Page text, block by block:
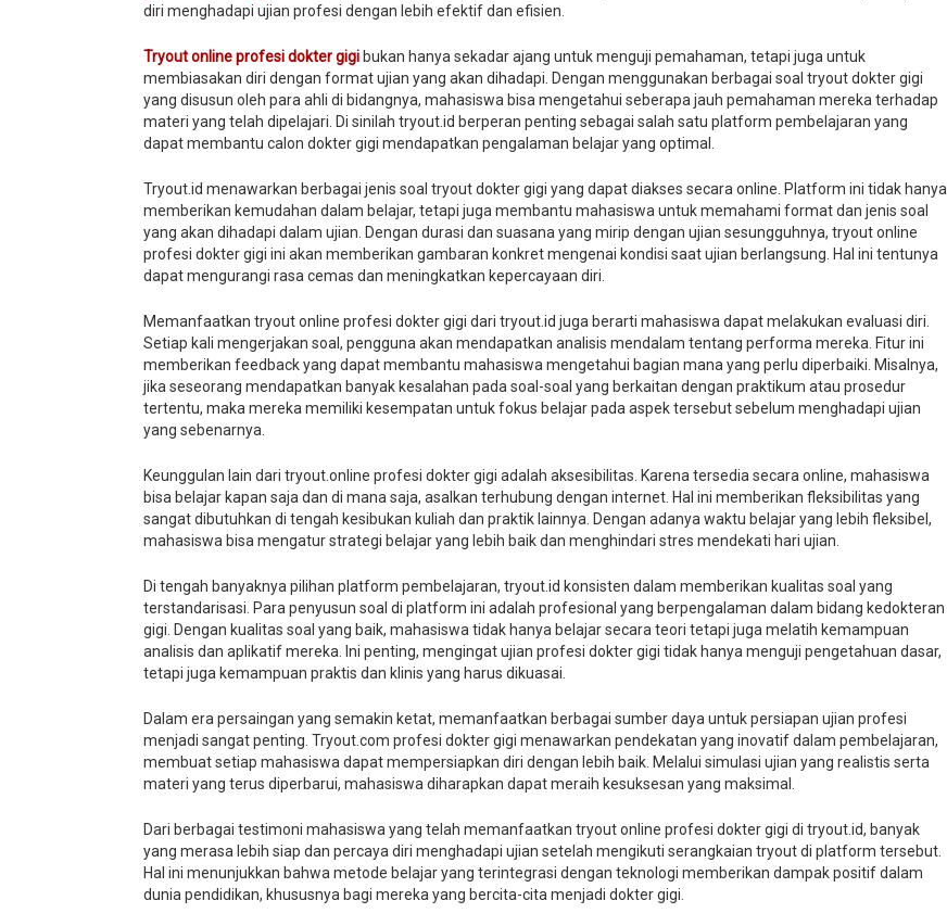
diri menghadapi ujian profesi dengan lebih efektif dan efisien.
Tryout online profesi dokter gigi bukan hanya sekadar ajang untuk menguji pemahaman, tetapi juga untuk
membiasakan diri dengan format ujian yang akan dihadapi. Dengan menggunakan berbagai soal tryout dokter gigi
yang disusun oleh para ahli di bidangnya, mahasiswa bisa mengetahui seberapa jauh pemahaman mereka terhadap
materi yang telah dipelajari. Di sinilah tryout.id berperan penting sebagai salah satu platform pembelajaran yang
dapat membantu calon dokter gigi mendapatkan pengalaman belajar yang optimal.
Tryout.id menawarkan berbagai jenis soal tryout dokter gigi yang dapat diakses secara online. Platform ini tidak hanya
memberikan kemudahan dalam belajar, tetapi juga membantu mahasiswa untuk memahami format dan jenis soal
yang akan dihadapi dalam ujian. Dengan durasi dan suasana yang mirip dengan ujian sesungguhnya, tryout online
profesi dokter gigi ini akan memberikan gambaran konkret mengenai kondisi saat ujian berlangsung. Hal ini tentunya
dapat mengurangi rasa cemas dan meningkatkan kepercayaan diri.
Memanfaatkan tryout online profesi dokter gigi dari tryout.id juga berarti mahasiswa dapat melakukan evaluasi diri.
Setiap kali mengerjakan soal, pengguna akan mendapatkan analisis mendalam tentang performa mereka. Fitur ini
memberikan feedback yang dapat membantu mahasiswa mengetahui bagian mana yang perlu diperbaiki. Misalnya,
jika seseorang mendapatkan banyak kesalahan pada soal-soal yang berkaitan dengan praktikum atau prosedur
tertentu, maka mereka memiliki kesempatan untuk fokus belajar pada aspek tersebut sebelum menghadapi ujian
yang sebenarnya.
Keunggulan lain dari tryout.online profesi dokter gigi adalah aksesibilitas. Karena tersedia secara online, mahasiswa
bisa belajar kapan saja dan di mana saja, asalkan terhubung dengan internet. Hal ini memberikan fleksibilitas yang
sangat dibutuhkan di tengah kesibukan kuliah dan praktik lainnya. Dengan adanya waktu belajar yang lebih fleksibel,
mahasiswa bisa mengatur strategi belajar yang lebih baik dan menghindari stres mendekati hari ujian.
Di tengah banyaknya pilihan platform pembelajaran, tryout.id konsisten dalam memberikan kualitas soal yang
terstandarisasi. Para penyusun soal di platform ini adalah profesional yang berpengalaman dalam bidang kedokteran
gigi. Dengan kualitas soal yang baik, mahasiswa tidak hanya belajar secara teori tetapi juga melatih kemampuan
analisis dan aplikatif mereka. Ini penting, mengingat ujian profesi dokter gigi tidak hanya menguji pengetahuan dasar,
tetapi juga kemampuan praktis dan klinis yang harus dikuasai.
Dalam era persaingan yang semakin ketat, memanfaatkan berbagai sumber daya untuk persiapan ujian profesi
menjadi sangat penting. Tryout.com profesi dokter gigi menawarkan pendekatan yang inovatif dalam pembelajaran,
membuat setiap mahasiswa dapat mempersiapkan diri dengan lebih baik. Melalui simulasi ujian yang realistis serta
materi yang terus diperbarui, mahasiswa diharapkan dapat meraih kesuksesan yang maksimal.
Dari berbagai testimoni mahasiswa yang telah memanfaatkan tryout online profesi dokter gigi di tryout.id, banyak
yang merasa lebih siap dan percaya diri menghadapi ujian setelah mengikuti serangkaian tryout di platform tersebut.
Hal ini menunjukkan bahwa metode belajar yang terintegrasi dengan teknologi memberikan dampak positif dalam
dunia pendidikan, khususnya bagi mereka yang bercita-cita menjadi dokter gigi.